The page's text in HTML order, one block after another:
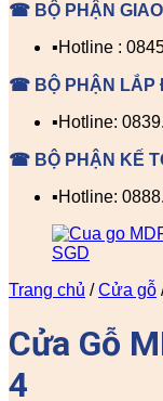
☎ BỘ PHẬN
▪️Hotline :
☎ BỘ PHẬN LẮP
▪️Hotline:
☎ BỘ PHẬN KẾ
▪️Hotline:
Trang chủ / Cửa gỗ
Cửa Gỗ
4